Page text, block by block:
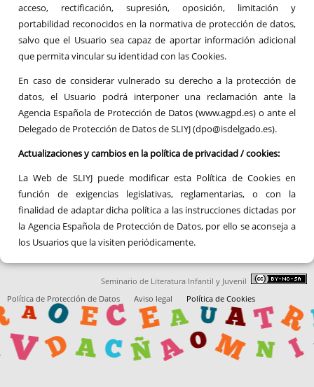
acceso, rectificación, supresión, oposición, limitación y
portabilidad reconocidos en la normativa de protección de datos,
salvo que el Usuario sea capaz de aportar información adicional
que permita vincular su identidad con las Cookies.
En caso de considerar vulnerado su derecho a la protección de
datos, el Usuario podrá interponer una reclamación ante la
Agencia Española de Protección de Datos (www.agpd.es) o ante el
Delegado de Protección de Datos de SLIYJ (dpo@isdelgado.es).
Actualizaciones y cambios en la política de privacidad / cookies:
La Web de SLIYJ puede modificar esta Política de Cookies en
función de exigencias legislativas, reglamentarias, o con la
finalidad de adaptar dicha política a las instrucciones dictadas por
la Agencia Española de Protección de Datos, por ello se aconseja a
los Usuarios que la visiten periódicamente.
Seminario de Literatura Infantil y Juvenil
Política de Protección de Datos
Aviso legal Política de Cookies